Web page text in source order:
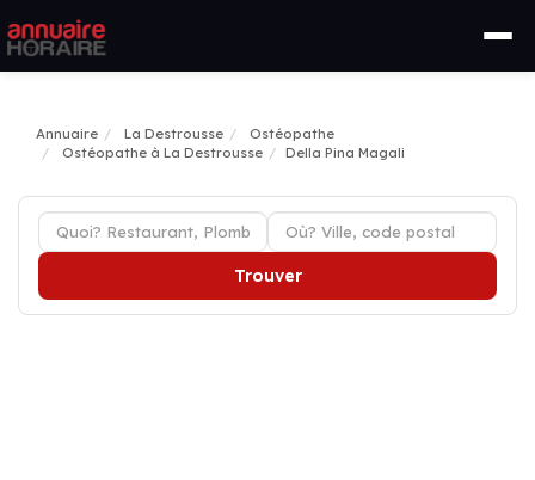
Annuaire La Destrousse
Ostéopathe
Ostéopathe à La Destrousse
Della Pina Magali
Trouver